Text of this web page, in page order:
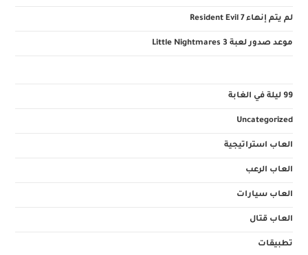
لم يتم إنهاء Resident Evil 7
موعد صدور لعبة Little Nightmares 3
99 ليلة في الغابة
Uncategorized
العاب استراتيجية
العاب الرعب
العاب سيارات
العاب قتال
تطبيقات